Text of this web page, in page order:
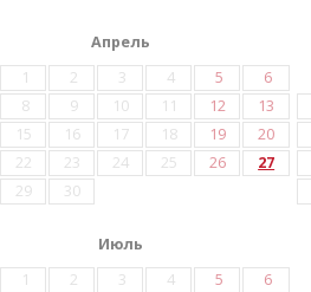
Апрель
1
2 3 4 5
6
8 9 10 11 12
13
15 16 17 18 19
20
22 23 24 25 26
27
29 30
Июль
1
2 3 4 5
6